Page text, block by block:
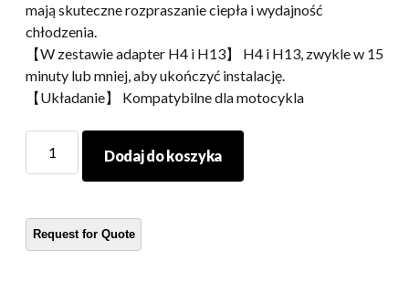
mają skuteczne rozpraszanie ciepła i wydajność
chłodzenia.
【W zestawie adapter H4 i H13】 H4 i H13, zwykle w 15
minuty lub mniej, aby ukończyć instalację.
【Układanie】 Kompatybilne dla motocykla
Harley/Royal
Motorcycle
7''
Dodaj do koszyka